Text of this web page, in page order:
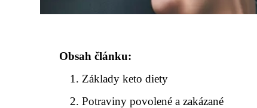
Obsah článku:
Základy keto diety
Potraviny povolené a zakázané